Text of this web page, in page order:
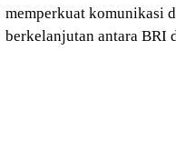
memperkuat komunikasi
berkelanjutan antara BRI